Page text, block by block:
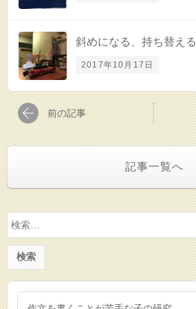
斜めになる、持ち替える
2017年10月17日
前の記事
記事一覧へ
検
索: